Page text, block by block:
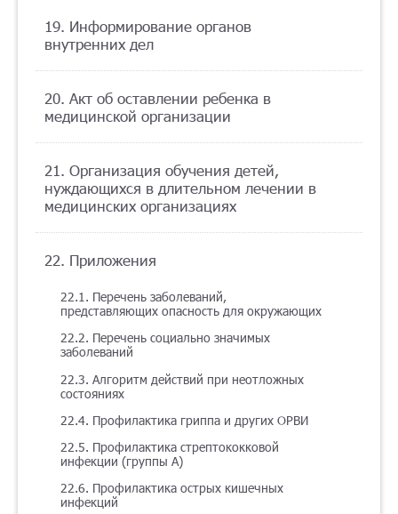
19. Информирование органов
внутренних дел
20. Акт об оставлении ребенка в
медицинской организации
21. Организация обучения детей,
нуждающихся в длительном лечении в
медицинских организациях
22. Приложения
22.1. Перечень заболеваний,
представляющих опасность для окружающих
22.2. Перечень социально значимых
заболеваний
22.3. Алгоритм действий при неотложных
состояниях
22.4. Профилактика гриппа и других ОРВИ
22.5. Профилактика стрептококковой
инфекции (группы А)
22.6. Профилактика острых кишечных
инфекций